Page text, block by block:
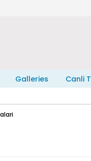
Galleries Canli